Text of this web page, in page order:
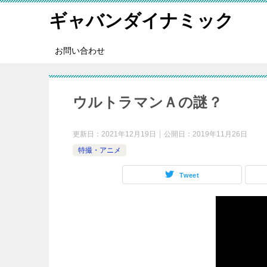
ギャバンダイナミック
お問い合わせ
ウルトラマンＡの謎？
更新日： 2021年12月19日 公開日： 2019年11月26日
特撮・アニメ
Tweet